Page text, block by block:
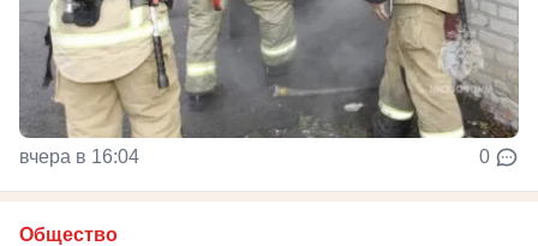
вчера в 16:04 0
Общество